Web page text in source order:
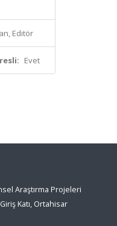
Editör
Evet
Araştırma Projeleri
Katı, Ortahisar